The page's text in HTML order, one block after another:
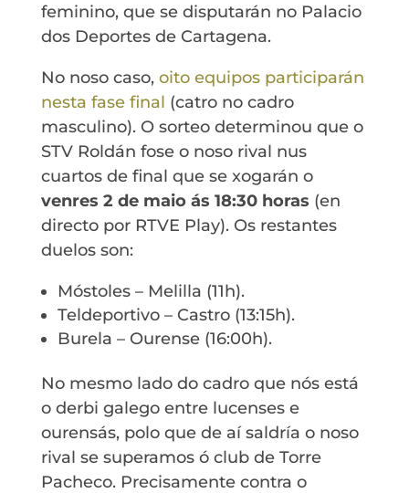
feminino, que se disputarán no Palacio
dos Deportes de Cartagena.
No noso caso, oito equipos participarán
nesta fase final (catro no cadro
masculino). O sorteo determinou que o
STV Roldán fose o noso rival nus
cuartos de final que se xogarán o
venres 2 de maio ás 18:30 horas (en
directo por RTVE Play). Os restantes
duelos son:
Móstoles – Melilla (11h).
Teldeportivo – Castro (13:15h).
Burela – Ourense (16:00h).
No mesmo lado do cadro que nós está
o derbi galego entre lucenses e
ourensás, polo que de aí saldría o noso
rival se superamos ó club de Torre
Pacheco. Precisamente contra o